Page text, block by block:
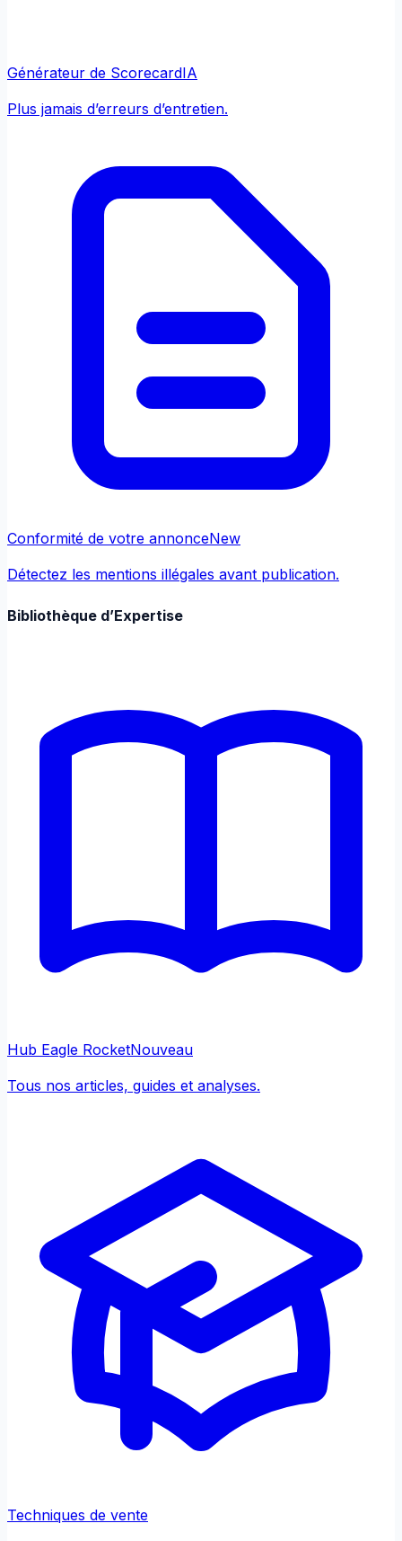
Générateur de ScorecardIA
Plus jamais d’erreurs d’entretien.
Conformité de votre annonceNew
Détectez les mentions illégales avant publication.
Bibliothèque d’Expertise
Hub Eagle RocketNouveau
Tous nos articles, guides et analyses.
Techniques de vente